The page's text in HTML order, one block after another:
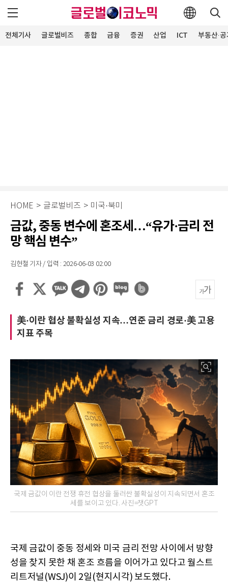
전체기사 글로벌비즈 종합 금융 증권 산업 ICT 부동산·
HOME > 글로벌비즈 > 미국·북미
금값, 중동 변수에 혼조세…“유가·금리 전
망 핵심 변수”
김현철 기자 / 입력 : 2026-06-03 02:00
美·이란 협상 불확실성 지속…연준 금리 경로·美 고용
지표 주목
국제 금값이 이란 전쟁 휴전 협상을 둘러싼 불확실성이 지속되면서 혼조
세를 보이고 있다. 사진=챗GPT
국제 금값이 중동 정세와 미국 금리 전망 사이에서 방향
성을 찾지 못한 채 혼조 흐름을 이어가고 있다고 월스트
리트저널(WSJ)이 2일(현지시각) 보도했다.